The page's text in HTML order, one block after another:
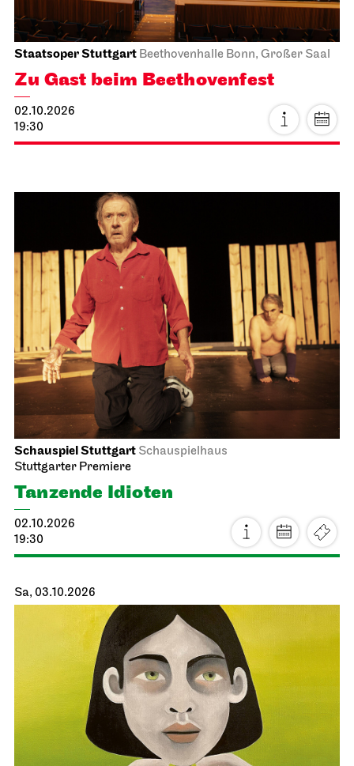
Staatsoper Stuttgart Beethovenhalle Bonn, Großer Saal
Zu Gast beim Beethovenfest
02.10.2026
19:30
Schauspiel Stuttgart Schauspielhaus
Stuttgarter Premiere
Tanzende Idioten
02.10.2026
19:30
Sa, 03.10.2026